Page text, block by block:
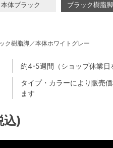
込)
タイプ・カラーにより販売
ます
約4-5週間（ショップ休業日
体ブラック ブラック樹脂
ク樹脂脚／本体ホワイトグレー